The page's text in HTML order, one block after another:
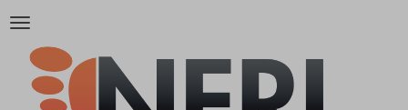
Attiva/disattiva
navigazione